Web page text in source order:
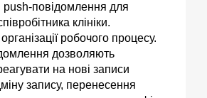
повідомлення для
клініки.
робочого процесу.
дозволяють
на нові записи
запису, перенесення